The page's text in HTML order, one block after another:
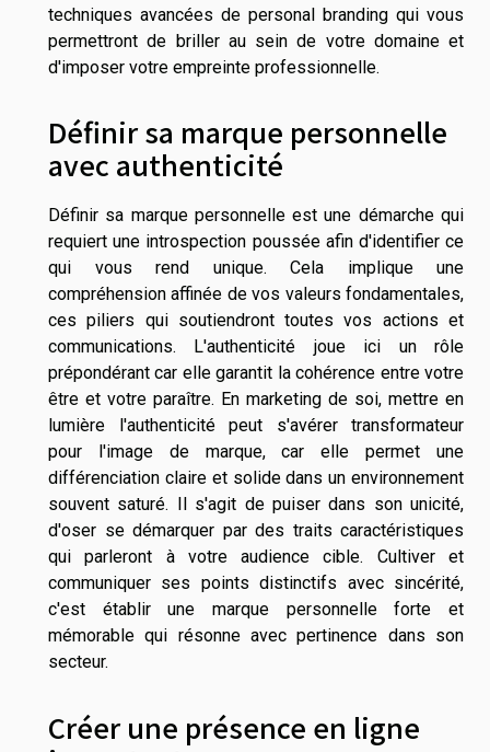
techniques avancées de personal branding qui vous
permettront de briller au sein de votre domaine et
d'imposer votre empreinte professionnelle.
Définir sa marque personnelle
avec authenticité
Définir sa marque personnelle est une démarche qui
requiert une introspection poussée afin d'identifier ce
qui vous rend unique. Cela implique une
compréhension affinée de vos valeurs fondamentales,
ces piliers qui soutiendront toutes vos actions et
communications. L'authenticité joue ici un rôle
prépondérant car elle garantit la cohérence entre votre
être et votre paraître. En marketing de soi, mettre en
lumière l'authenticité peut s'avérer transformateur
pour l'image de marque, car elle permet une
différenciation claire et solide dans un environnement
souvent saturé. Il s'agit de puiser dans son unicité,
d'oser se démarquer par des traits caractéristiques
qui parleront à votre audience cible. Cultiver et
communiquer ses points distinctifs avec sincérité,
c'est établir une marque personnelle forte et
mémorable qui résonne avec pertinence dans son
secteur.
Créer une présence en ligne